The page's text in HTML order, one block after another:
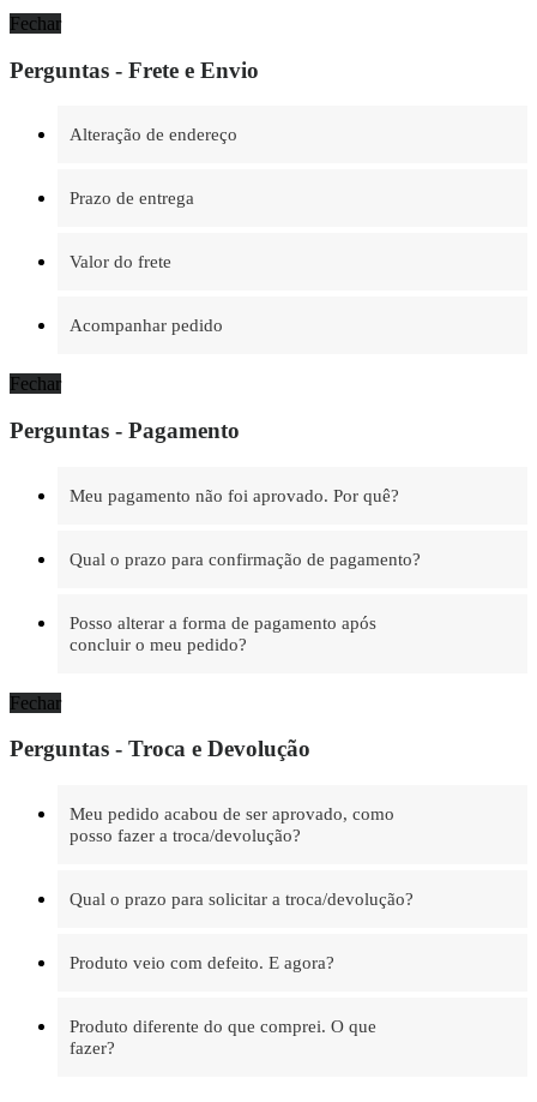
Fechar
Perguntas - Frete e Envio
Alteração de endereço
Prazo de entrega
Valor do frete
Acompanhar pedido
Fechar
Perguntas - Pagamento
Meu pagamento não foi aprovado. Por quê?
Qual o prazo para confirmação de pagamento?
Posso alterar a forma de pagamento após
concluir o meu pedido?
Fechar
Perguntas - Troca e Devolução
Meu pedido acabou de ser aprovado, como
posso fazer a troca/devolução?
Qual o prazo para solicitar a troca/devolução?
Produto veio com defeito. E agora?
Produto diferente do que comprei. O que
fazer?